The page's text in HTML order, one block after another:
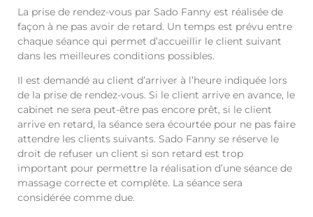
La prise de rendez-vous par Sado Fanny est réalisée de
façon à ne pas avoir de retard. Un temps est prévu entre
chaque séance qui permet d’accueillir le client suivant
dans les meilleures conditions possibles.
Il est demandé au client d’arriver à l’heure indiquée lors
de la prise de rendez-vous. Si le client arrive en avance, le
cabinet ne sera peut-être pas encore prêt, si le client
arrive en retard, la séance sera écourtée pour ne pas faire
attendre les clients suivants. Sado Fanny se réserve le
droit de refuser un client si son retard est trop
important pour permettre la réalisation d’une séance de
massage correcte et complète. La séance sera
considérée comme due.